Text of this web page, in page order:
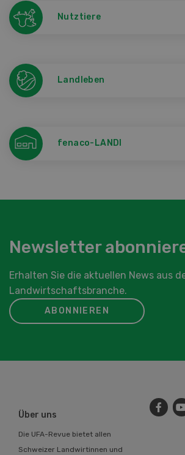
Nutztiere
Landleben
fenaco-LANDI
Newsletter
Erhalten Sie die aktuellen News aus
Landwirtschaftsbranche.
ABONNIEREN
Über uns
Die UFA-Revue bietet allen
Schweizer Landwirtinnen und